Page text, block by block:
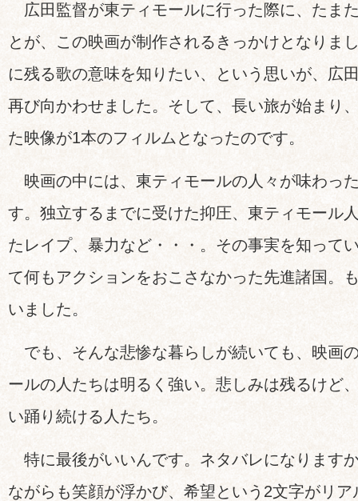
広田監督が東ティモールに行った際に、たま
とが、この映画が制作されるきっかけとなりま
に残る歌の意味を知りたい、という思いが、広
再び向かわせました。そして、長い旅が始まり
た映像が1本のフィルムとなったのです。
映画の中には、東ティモールの人々が味わっ
す。独立するまでに受けた抑圧、東ティモール
たレイプ、暴力など・・・。その事実を知って
て何もアクションをおこさなかった先進諸国。
いました。
でも、そんな悲惨な暮らしが続いても、映画
ールの人たちは明るく強い。悲しみは残るけど
い踊り続ける人たち。
特に最後がいいんです。ネタバレになります
ながらも笑顔が浮かび、希望という2文字がリ